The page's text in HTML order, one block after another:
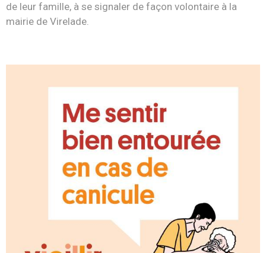
de leur famille, à se signaler de façon volontaire à la
mairie de Virelade.